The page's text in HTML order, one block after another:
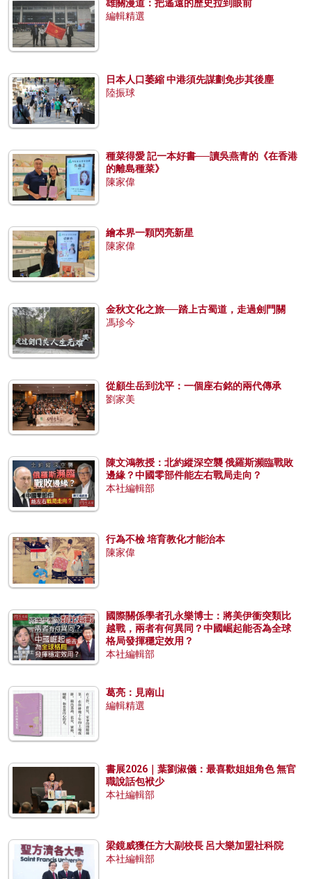
雄關漫道：把遙遠的歷史拉到眼前
編輯精選
日本人口萎縮 中港須先謀劃免步其後塵
陸振球
種菜得愛 記一本好書──讀吳燕青的《在香港
的離島種菜》
陳家偉
繪本界一顆閃亮新星
陳家偉
金秋文化之旅──踏上古蜀道，走過劍門關
馮珍今
從顧生岳到沈平：一個座右銘的兩代傳承
劉家美
陳文鴻教授：北約縱深空襲 俄羅斯瀕臨戰敗
邊緣？中國零部件能左右戰局走向？
本社編輯部
行為不檢 培育教化才能治本
陳家偉
國際關係學者孔永樂博士：將美伊衝突類比
越戰，兩者有何異同？中國崛起能否為全球
格局發揮穩定效用？
本社編輯部
葛亮：見南山
編輯精選
書展2026｜葉劉淑儀：最喜歡姐姐角色 無官
職說話包袱少
本社編輯部
梁鏡威獲任方大副校長 呂大樂加盟社科院
本社編輯部